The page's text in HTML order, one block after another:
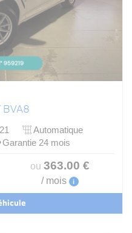
BVA8
Automatique
Garantie 24 mois
ou 363.00 €
/ mois i